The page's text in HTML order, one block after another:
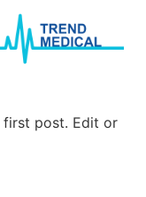
first post. Edit or